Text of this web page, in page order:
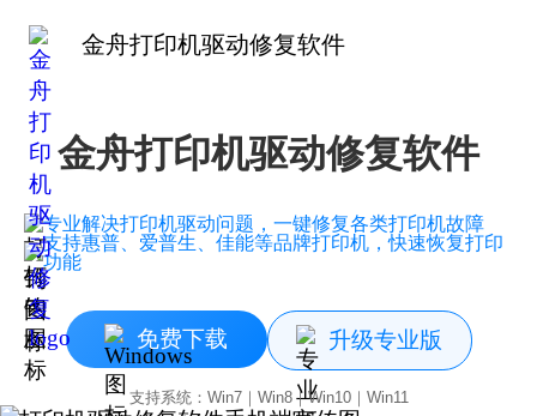
金舟打印机驱动修复软件
金舟打印机驱动修复软件
专业解决打印机驱动问题，一键修复各类打印机故障
支持惠普、爱普生、佳能等品牌打印机，快速恢复打印
功能
免费下载 升级专业版
支持系统：Win7｜Win8｜Win10｜Win11